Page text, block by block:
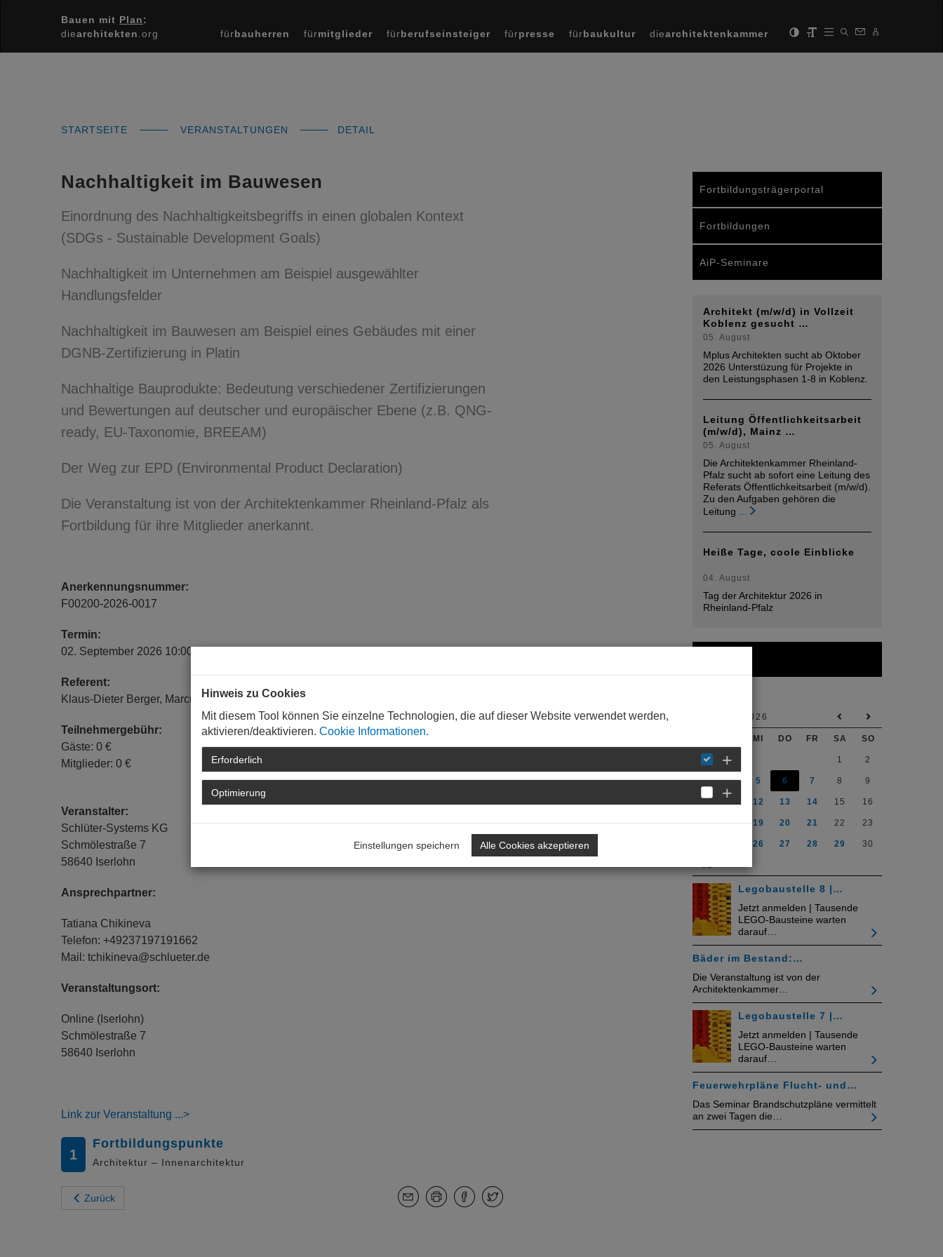
Bauen mit Plan:
diearchitekten .org fürbauherren fürmitglieder fürberufseinsteiger fürpresse fürbaukultur diearchitektenkammer
STARTSEITE VERANSTALTUNGEN DETAIL
Nachhaltigkeit im Bauwesen
Einordnung des Nachhaltigkeitsbegriffs in einen globalen Kontext
(SDGs - Sustainable Development Goals)
Nachhaltigkeit im Unternehmen am Beispiel ausgewählter
Handlungsfelder
Nachhaltigkeit im Bauwesen am Beispiel eines Gebäudes mit einer
DGNB-Zertifizierung in Platin
Nachhaltige Bauprodukte: Bedeutung verschiedener Zertifizierungen
und Bewertungen auf deutscher und europäischer Ebene (z.B. QNG-
ready, EU-Taxonomie, BREEAM)
Der Weg zur EPD (Environmental Product Declaration)
Die Veranstaltung ist von der Architektenkammer Rheinland-Pfalz als
Fortbildung für ihre Mitglieder anerkannt.
Anerkennungsnummer:
F00200-2026-0017
Termin:
02. September 2026 10:00 Uhr - 11:00 Uhr
Referent:
Klaus-Dieter Berger, Marcus Sauer, Thomas Grenda
Teilnehmergebühr:
Gäste: 0 €
Mitglieder: 0 €
Veranstalter:
Schlüter-Systems KG
Schmölestraße 7
58640 Iserlohn
Ansprechpartner:
Tatiana Chikineva
Telefon: +49237197191662
Mail: tchikineva@schlueter.de
Veranstaltungsort:
Online (Iserlohn)
Schmölestraße 7
58640 Iserlohn
Link zur Veranstaltung
1
Fortbildungspunkte
Architektur – Innenarchitektur
Zurück
Fortbildungsträgerportal
Fortbildungen
AiP-Seminare
Architekt (m/w/d) in Vollzeit
Koblenz gesucht …
05. August
Mplus Architekten sucht ab Oktober
2026 Unterstüzung für Projekte in
den Leistungsphasen 1-8 in Koblenz.
Leitung Öffentlichkeitsarbeit
(m/w/d), Mainz …
05. August
Die Architektenkammer Rheinland-
Pfalz sucht ab sofort eine Leitung des
Referats Öffentlichkeitsarbeit (m/w/d).
Zu den Aufgaben gehören die
Leitung
Heiße Tage, coole Einblicke
04. August
Tag der Architektur 2026 in
Rheinland-Pfalz
AUGUST 2026
MI DO FR SA SO
1 2
3 4 5 6 7 8 9
12 13 14 15 16
17 18 19 20 21 22 23
26 27 28 29 30
31
Legobaustelle 8 |…
Jetzt anmelden | Tausende
LEGO-Bausteine warten
darauf…
Bäder im Bestand:…
Die Veranstaltung ist von der
Architektenkammer…
Legobaustelle 7 |…
Jetzt anmelden | Tausende
LEGO-Bausteine warten
darauf…
Feuerwehrpläne Flucht- und…
Das Seminar Brandschutzpläne vermittelt
an zwei Tagen die…
Hinweis zu Cookies
Mit diesem Tool können Sie einzelne Technologien, die auf dieser Website verwendet werden,
aktivieren/deaktivieren. Cookie Informationen.
Erforderlich
Optimierung
Einstellungen speichern Alle Cookies akzeptieren